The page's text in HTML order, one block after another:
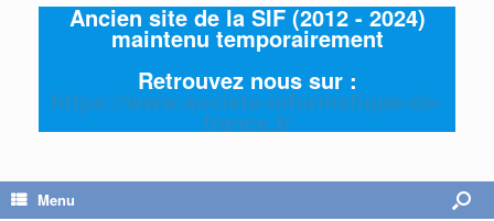
Ancien site de la SIF (2012 - 2024)
maintenu temporairement
Retrouvez nous sur :
https://www.societe-informatique-de-
france.fr
Menu